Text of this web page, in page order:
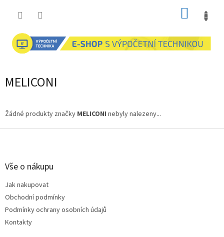
MELICONI
Žádné produkty značky MELICONI nebyly nalezeny...
Z
Vše o nákupu
Jak nakupovat
Obchodní podmínky
Podmínky ochrany osobních údajů
Kontakty